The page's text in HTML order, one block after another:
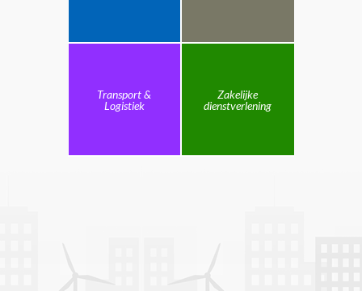
Transport &
Logistiek
Zakelijke
dienstverlening